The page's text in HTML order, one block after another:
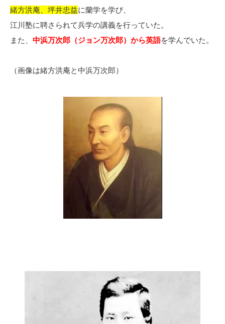
緒方洪庵、坪井忠益に蘭学を学び、
江川塾に聘さられて兵学の講義を行っていた。
また、 中浜万次郎（ジョン万次郎）から英語を学んでいた。
（画像は緒方洪庵と中浜万次郎）